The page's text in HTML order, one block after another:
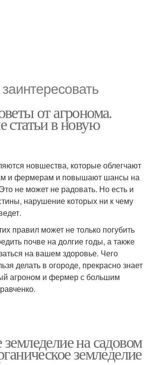
от агронома.
статьи в новую
новшества, которые облегчают
и фермерам и повышают шансы на
не может не радовать. Но есть и
нарушение которых ни к чему
правил может не только погубить
почве на долгие годы, а также
на вашем здоровье. Чего
делать в огороде, прекрасно знает
агроном и фермер с большим
на садовом
земледелие